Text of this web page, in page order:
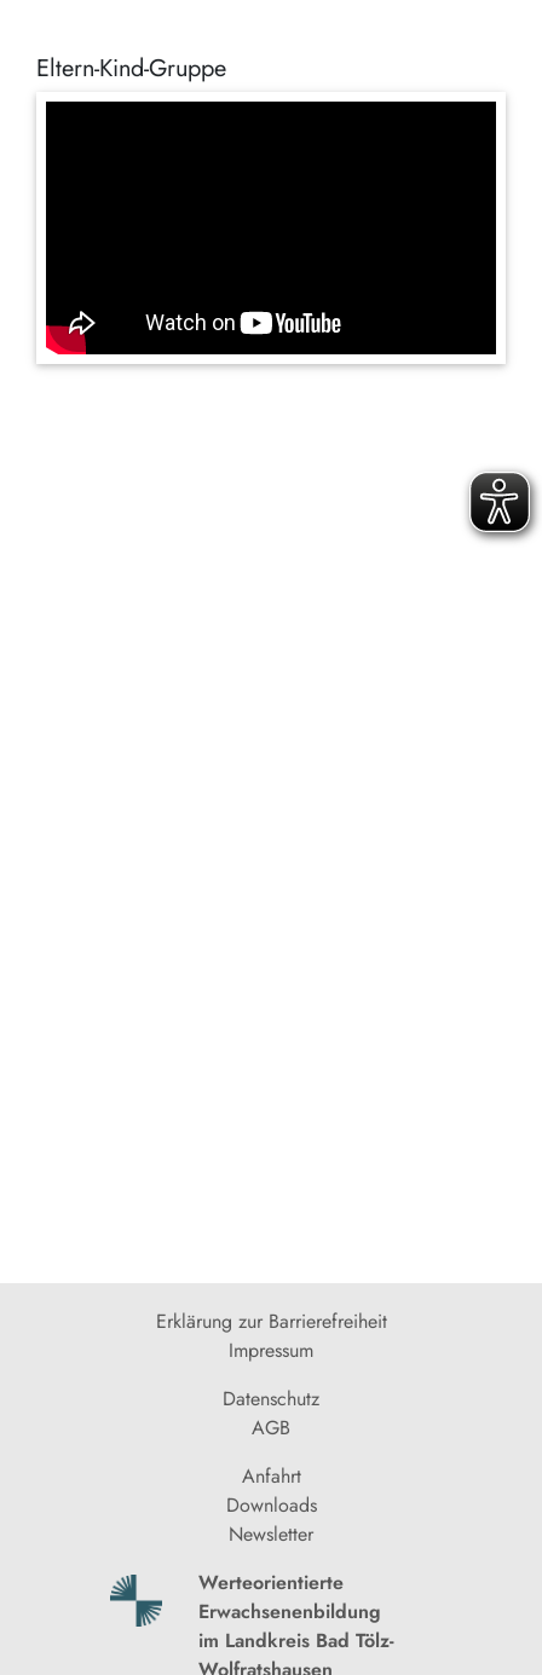
Eltern-Kind-Gruppe
Erklärung zur Barrierefreiheit
Impressum
Datenschutz
AGB
Anfahrt
Downloads
Newsletter
Werteorientierte
Erwachsenenbildung
im Landkreis Bad Tölz-